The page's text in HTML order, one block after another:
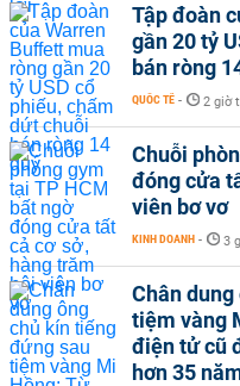
Tập đoàn
gần 20 tỷ
bán ròng
QUỐC TẾ - 2 giờ
Chuỗi
đóng cửa
viên bơ vơ
KINH DOANH - 3
Chân
tiệm vàng
điện tử cũ
hơn 35